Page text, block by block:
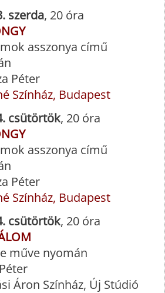
szerda, 20 óra
asszonya című
Péter
Színház, Budapest
csütörtök, 20 óra
asszonya című
Péter
Színház, Budapest
csütörtök, 20 óra
műve nyomán
Áron Színház, Új Stúdió